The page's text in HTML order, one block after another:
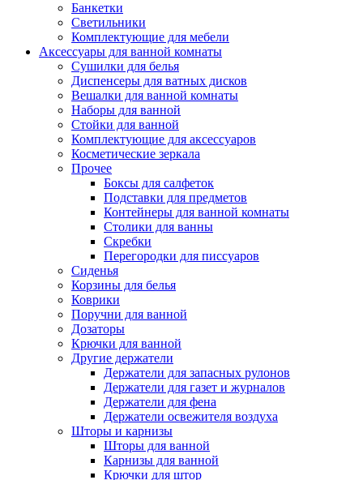
Банкетки
Светильники
Комплектующие для мебели
Аксессуары для ванной комнаты
Сушилки для белья
Диспенсеры для ватных дисков
Вешалки для ванной комнаты
Наборы для ванной
Стойки для ванной
Комплектующие для аксессуаров
Косметические зеркала
Прочее
Боксы для салфеток
Подставки для предметов
Контейнеры для ванной комнаты
Столики для ванны
Скребки
Перегородки для писсуаров
Сиденья
Корзины для белья
Коврики
Поручни для ванной
Дозаторы
Крючки для ванной
Другие держатели
Держатели для запасных рулонов
Держатели для газет и журналов
Держатели для фена
Держатели освежителя воздуха
Шторы и карнизы
Шторы для ванной
Карнизы для ванной
Крючки для штор